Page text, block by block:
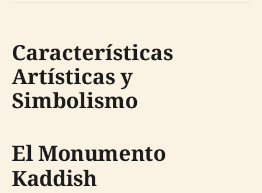
Características
Artísticas y
Simbolismo
El Monumento
Kaddish